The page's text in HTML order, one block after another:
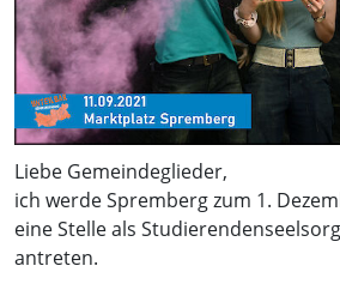
Liebe Gemeindeglieder,
ich werde Spremberg zum 1.
eine Stelle als
antreten.